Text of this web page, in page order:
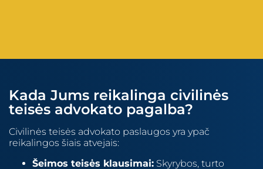
Kada Jums reikalinga civilinės
teisės advokato pagalba?
Civilinės teisės advokato paslaugos yra ypač
reikalingos šiais atvejais:
Šeimos teisės klausimai: Skyrybos, turto